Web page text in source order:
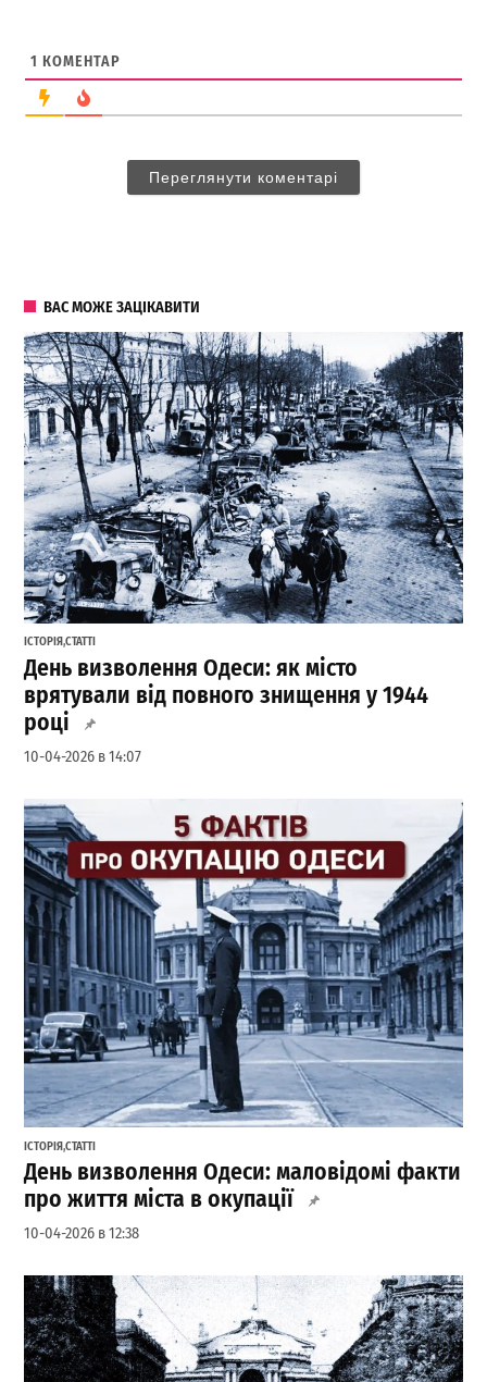
1 КОМЕНТАР
Переглянути коментарі
ВАС МОЖЕ ЗАЦІКАВИТИ
ІСТОРІЯ,СТАТТІ
День визволення Одеси: як місто
врятували від повного знищення у 1944
році
10-04-2026 в 14:07
ІСТОРІЯ,СТАТТІ
День визволення Одеси: маловідомі факти
про життя міста в окупації
10-04-2026 в 12:38